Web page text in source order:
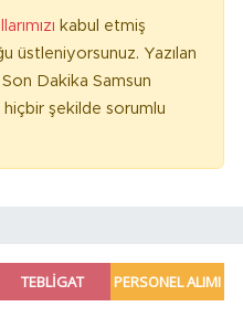
kabul etmiş
üstleniyorsunuz. Yazılan
Dakika Samsun
şekilde sorumlu